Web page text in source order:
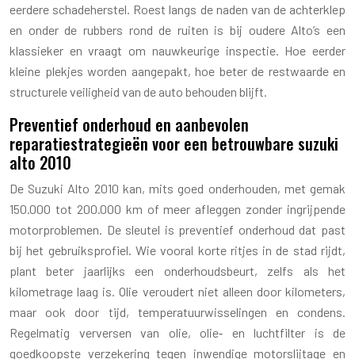
eerdere schadeherstel. Roest langs de naden van de achterklep
en onder de rubbers rond de ruiten is bij oudere Alto’s een
klassieker en vraagt om nauwkeurige inspectie. Hoe eerder
kleine plekjes worden aangepakt, hoe beter de restwaarde en
structurele veiligheid van de auto behouden blijft.
Preventief onderhoud en aanbevolen
reparatiestrategieën voor een betrouwbare suzuki
alto 2010
De Suzuki Alto 2010 kan, mits goed onderhouden, met gemak
150.000 tot 200.000 km of meer afleggen zonder ingrijpende
motorproblemen. De sleutel is preventief onderhoud dat past
bij het gebruiksprofiel. Wie vooral korte ritjes in de stad rijdt,
plant beter jaarlijks een onderhoudsbeurt, zelfs als het
kilometrage laag is. Olie veroudert niet alleen door kilometers,
maar ook door tijd, temperatuurwisselingen en condens.
Regelmatig verversen van olie, olie‑ en luchtfilter is de
goedkoopste verzekering tegen inwendige motorslijtage en